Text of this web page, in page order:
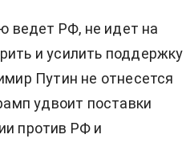
ведет РФ, не идет на
и усилить поддержку
Путин не отнесется
удвоит поставки
против РФ и